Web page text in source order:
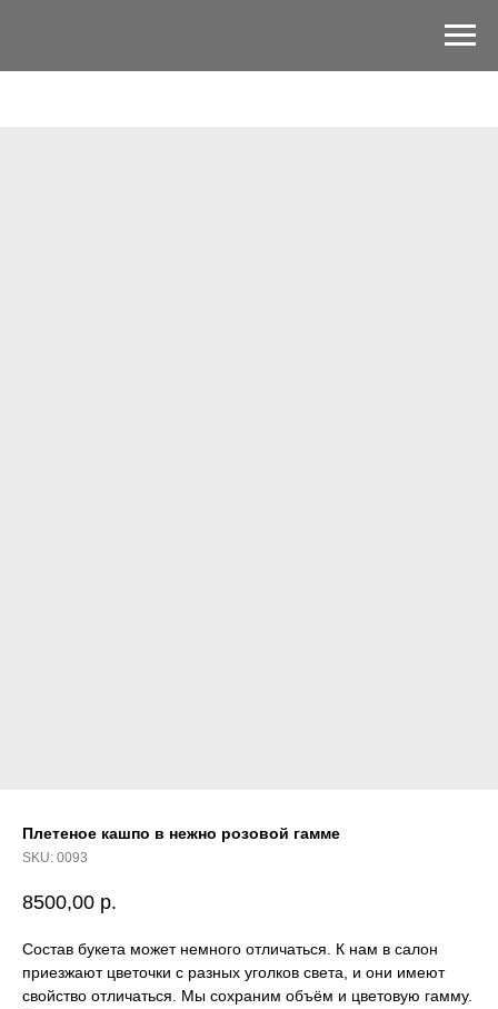
Плетеное кашпо в нежно розовой гамме
SKU: 0093
8500,00 р.
Состав букета может немного отличаться. К нам в салон
приезжают цветочки с разных уголков света, и они имеют
свойство отличаться. Мы сохраним объём и цветовую гамму.